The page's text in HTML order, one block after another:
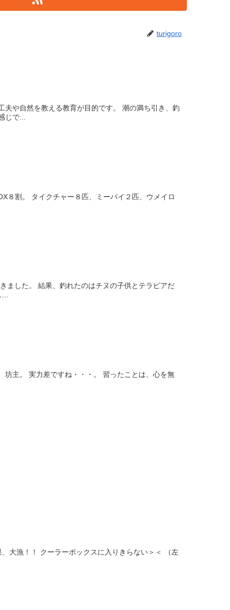
turigoro
や自然を教える教育が目的です。 潮の満ち引き、釣
じで...
８割。 タイクチャー８匹、ミーバイ２匹、ウメイロ
ました。 結果、釣れたのはチヌの子供とテラピアだ
主。 実力差ですね・・・。 習ったことは、心を無
大漁！！ クーラーボックスに入りきらない＞＜ （左